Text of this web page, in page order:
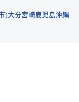
大分宮崎鹿児島沖縄